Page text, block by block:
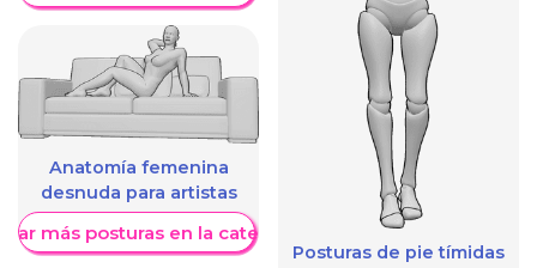
Anatomía femenina
desnuda para artistas
más posturas en la categoría
Posturas de pie tímidas